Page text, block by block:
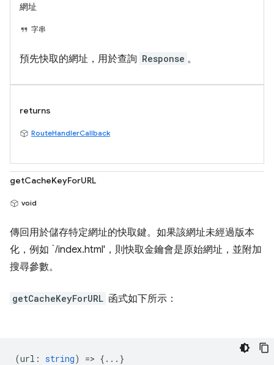
網址
字串
預先快取的網址，用於查詢 Response 。
returns
RouteHandlerCallback
getCacheKeyForURL
void
傳回用於儲存特定網址的快取鍵。如果該網址未經過版本
化，例如 `/index.html'，則快取金鑰會是原始網址，並附加
搜尋參數。
getCacheKeyForURL 函式如下所示：
(url : string) => {...}